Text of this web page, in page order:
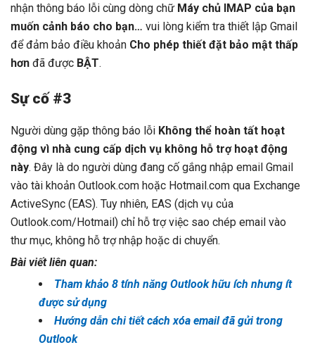
nhận thông báo lỗi cùng dòng chữ Máy chủ IMAP của bạn
muốn cảnh báo cho bạn… vui lòng kiểm tra thiết lập Gmail
để đảm bảo điều khoản Cho phép thiết đặt bảo mật thấp
hơn đã được BẬT.
Sự cố #3
Người dùng gặp thông báo lỗi Không thể hoàn tất hoạt
động vì nhà cung cấp dịch vụ không hỗ trợ hoạt động
này. Đây là do người dùng đang cố gắng nhập email Gmail
vào tài khoản Outlook.com hoặc Hotmail.com qua Exchange
ActiveSync (EAS). Tuy nhiên, EAS (dịch vụ của
Outlook.com/Hotmail) chỉ hỗ trợ việc sao chép email vào
thư mục, không hỗ trợ nhập hoặc di chuyển.
Bài viết liên quan:
Tham khảo 8 tính năng Outlook hữu ích nhưng ít
được sử dụng
Hướng dẫn chi tiết cách xóa email đã gửi trong
Outlook